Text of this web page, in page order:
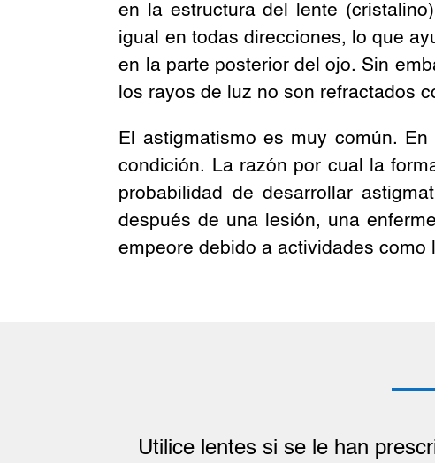
en la estructura del lente
igual en todas direcciones, lo que
en la parte posterior del ojo. Sin
los rayos de luz no son refractados
El astigmatismo es muy común.
condición. La razón por cual la
probabilidad de desarrollar
después de una lesión, una
empeore debido a actividades
Utilice lentes si se le han